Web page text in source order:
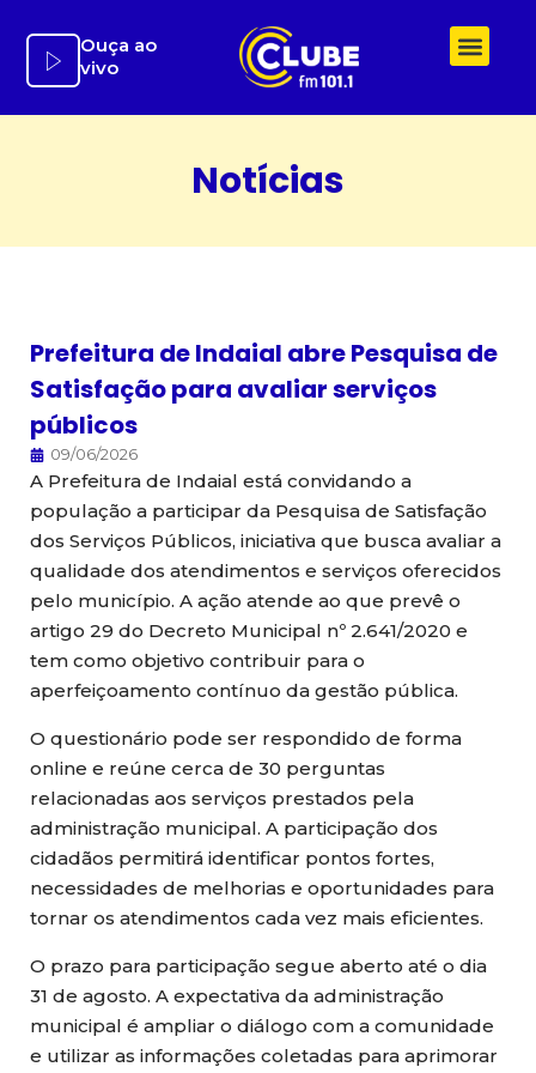
para
Ouça ao
vivo
Notícias
Prefeitura de Indaial abre Pesquisa de
Satisfação para avaliar serviços
públicos
09/06/2026
A Prefeitura de Indaial está convidando a
população a participar da Pesquisa de Satisfação
dos Serviços Públicos, iniciativa que busca avaliar a
qualidade dos atendimentos e serviços oferecidos
pelo município. A ação atende ao que prevê o
artigo 29 do Decreto Municipal nº 2.641/2020 e
tem como objetivo contribuir para o
aperfeiçoamento contínuo da gestão pública.
O questionário pode ser respondido de forma
online e reúne cerca de 30 perguntas
relacionadas aos serviços prestados pela
administração municipal. A participação dos
cidadãos permitirá identificar pontos fortes,
necessidades de melhorias e oportunidades para
tornar os atendimentos cada vez mais eficientes.
O prazo para participação segue aberto até o dia
31 de agosto. A expectativa da administração
municipal é ampliar o diálogo com a comunidade
e utilizar as informações coletadas para aprimorar